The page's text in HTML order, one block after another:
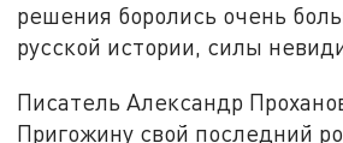
решения боролись очень
русской истории, силы
Писатель Александр
Пригожину свой последний